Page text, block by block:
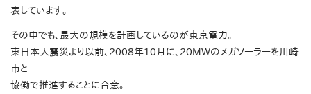
表しています。
その中でも、最大の規模を計画しているのが東京電力。
東日本大震災より以前、2008年10月に、20MWのメガソーラーを川崎
市と
協働で推進することに合意。